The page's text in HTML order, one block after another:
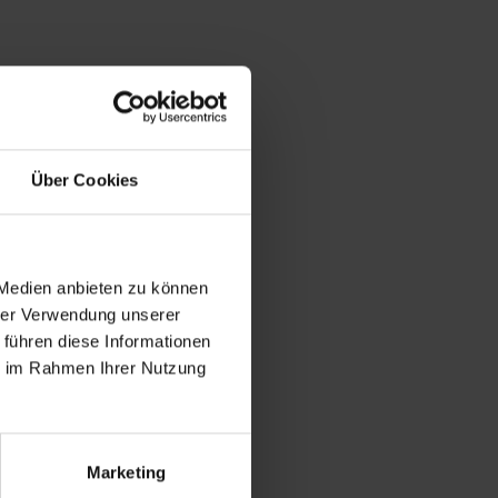
Über Cookies
anbieten zu können
Verwendung unserer
diese Informationen
Rahmen Ihrer Nutzung
Marketing